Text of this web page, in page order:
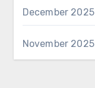
December 2025
November 2025